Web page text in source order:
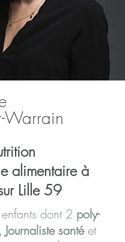
Warrain
alimentaireà
Lille 59
dont 2 poly-
santéet